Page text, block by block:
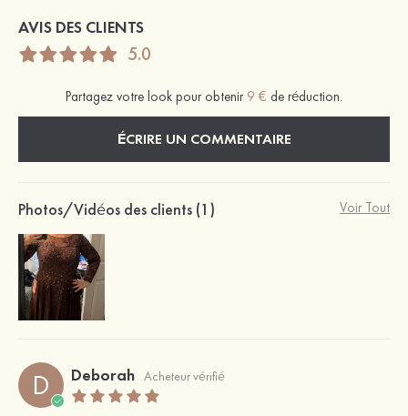
AVIS DES CLIENTS
5.0
Partagez votre look pour obtenir 9 € de réduction.
ÉCRIRE UN COMMENTAIRE
Photos/Vidéos des clients (1) Voir Tout
D Deborah Acheteur vérifié